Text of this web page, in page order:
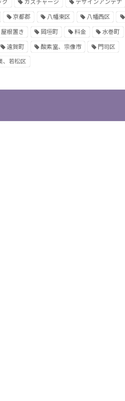
ク ガスチャージ デザインアンテナ
京都郡 八幡東区 八幡西区
屋根置き 岡垣町 料金 水巻町
遠賀町 酸素室、宗像市 門司区
、若松区